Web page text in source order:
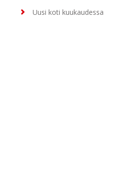
Uusi koti kuukaudessa